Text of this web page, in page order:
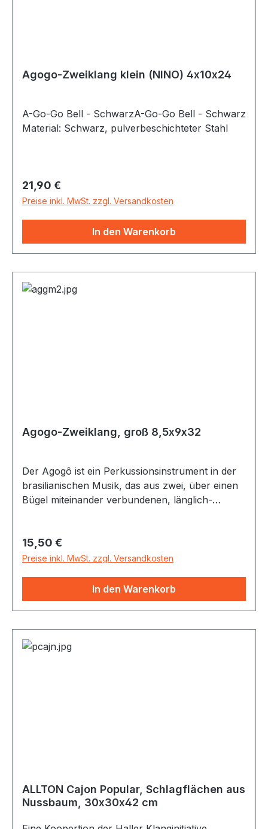
Agogo-Zweiklang klein (NINO) 4x10x24
A-Go-Go Bell - SchwarzA-Go-Go Bell - Schwarz
Material: Schwarz, pulverbeschichteter Stahl
Regulärer Preis:
21,90 €
Preise inkl. MwSt. zzgl. Versandkosten
In den Warenkorb
Agogo-Zweiklang, groß 8,5x9x32
Der Agogô ist ein Perkussionsinstrument in der
brasilianischen Musik, das aus zwei, über einen
Bügel miteinander verbundenen, länglich-
Tonhöhe. Das Tonintervall der beiden
obertonreichen Glocken ist je nach Verarbeitung
gestimmt. Der Agogô wird mit einem Stab aus
Holz, seltener auch aus Metall, angeschlagen.
Einen weiteren perkussiven Klang kann man
erzeugen, indem man die beiden Glocken
während des Spielens gegeneinander drückt.
Regulärer Preis:
15,50 €
Preise inkl. MwSt. zzgl. Versandkosten
In den Warenkorb
ALLTON Cajon Popular, Schlagflächen aus
Nussbaum, 30x30x42 cm